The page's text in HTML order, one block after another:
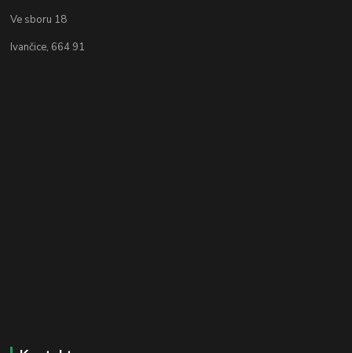
Ve sboru 18
Ivančice, 664 91